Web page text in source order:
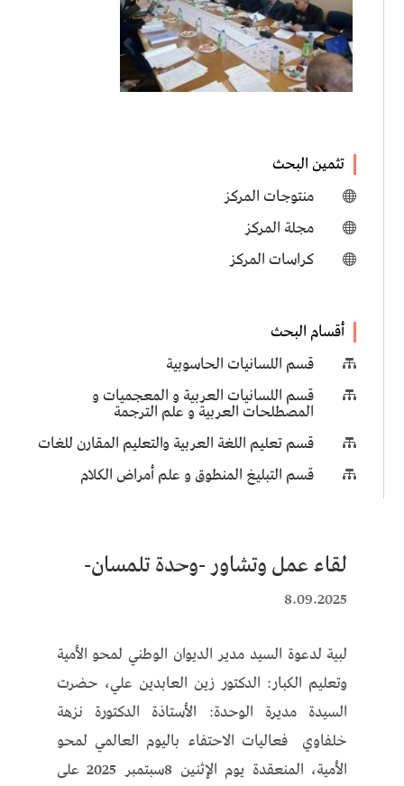
تثمين البحث
 منتوجات المركز
 مجلة المركز
 كراسات المركز
أقسام البحث
 قسم اللسانيات الحاسوبية
 قسم اللسانيات العربية و المعجميات و
المصطلحات العربية و علم الترجمة
 قسم تعليم اللغة العربية والتعليم المقارن للغات
 قسم التبليغ المنطوق و علم أمراض الكلام
لقاء عمل وتشاور -وحدة تلمسان-
8.09.2025
لبية لدعوة السيد مدير الديوان الوطني لمحو الأمية
وتعليم الكبار: الدكتور زين العابدين علي، حضرت
السيدة مديرة الوحدة: الأستاذة الدكتورة نزهة
خلفاوي فعاليات الاحتفاء باليوم العالمي لمحو
الأمية، المنعقدة يوم الإثنين 8سبتمبر 2025 على